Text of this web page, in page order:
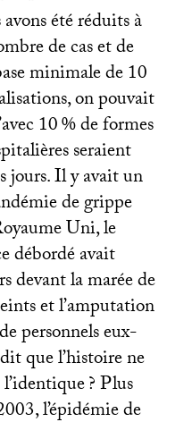
été réduits à
de cas et de
minimale de 10
on pouvait
10% de formes
seraient
jours. Il y avait un
de grippe
Uni, le
débordé avait
devant la marée de
et l’amputation
personnels eux-
que l’histoire ne
? Plus
l’épidémie de